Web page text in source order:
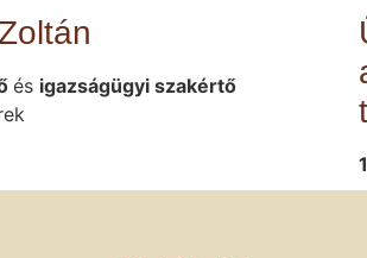
és igazságügyi szakértő